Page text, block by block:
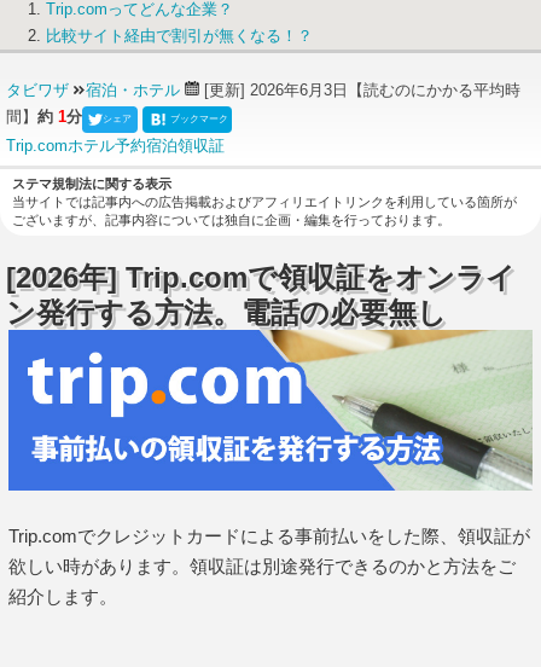
Trip.comってどんな企業？
比較サイト経由で割引が無くなる！？
タビワザ 宿泊・ホテル [更新] 2026年6月3日
【読むのにかかる平均時
間】 約 1分 シェア ブックマーク
Trip.comホテル予約宿泊領収証
ステマ規制法に関する表示
当サイトでは記事内への広告掲載およびアフィリエイトリンクを利用している箇所が
ございますが、記事内容については独自に企画・編集を行っております。
[2026年] Trip.comで領収証をオンライ
ン発行する方法。電話の必要無し
Trip.comでクレジットカードによる事前払いをした際、領収証が
欲しい時があります。領収証は別途発行できるのかと方法をご
紹介します。